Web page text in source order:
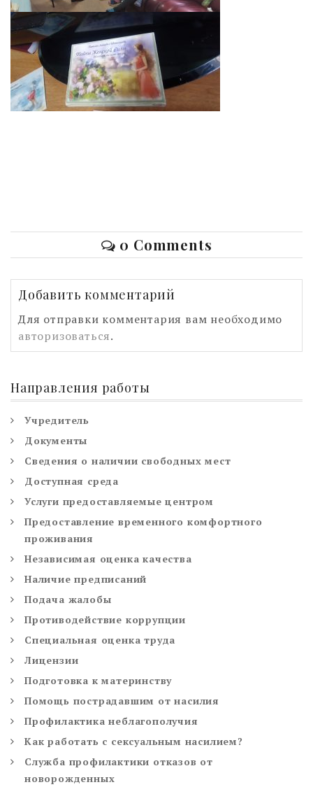
0 Comments
Добавить комментарий
Для отправки комментария вам необходимо
авторизоваться.
Направления работы
Учредитель
Документы
Сведения о наличии свободных мест
Доступная среда
Услуги предоставляемые центром
Предоставление временного комфортного
проживания
Независимая оценка качества
Наличие предписаний
Подача жалобы
Противодействие коррупции
Специальная оценка труда
Лицензии
Подготовка к материнству
Помощь пострадавшим от насилия
Профилактика неблагополучия
Как работать с сексуальным насилием?
Служба профилактики отказов от
новорожденных